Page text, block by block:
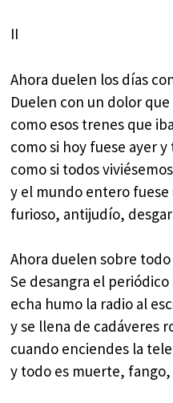
II
Ahora duelen los días
Duelen con un dolor
como esos trenes que
como si hoy fuese ayer
como si todos
y el mundo entero
furioso, antijudío,
Ahora duelen sobre
Se desangra el
echa humo la radio al
y se llena de cadáveres
cuando enciendes la tele
y todo es muerte,